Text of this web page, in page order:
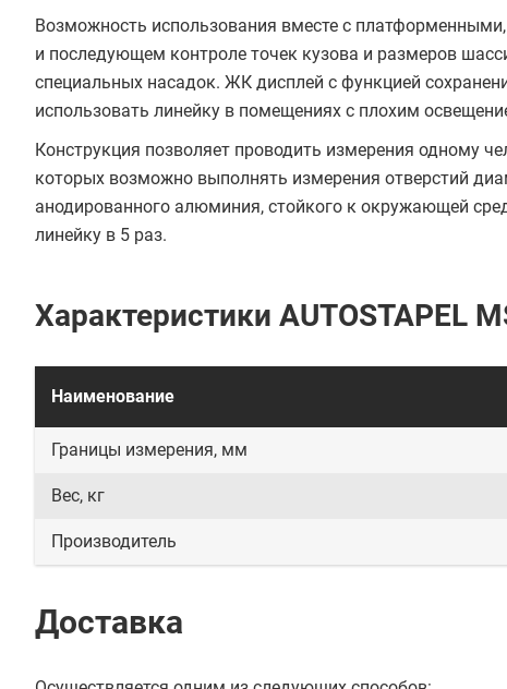
Возможность использования вместе с
и последующем контроле точек кузова и размеров
специальных насадок. ЖК дисплей с функцией
использовать линейку в помещениях с плохим
Конструкция позволяет проводить измерения одному
которых возможно выполнять измерения отверстий
анодированного алюминия, стойкого к окружающей
линейку в 5 раз.
Характеристики AUTOSTAPEL
Наименование
Границы измерения, мм
Вес, кг
Производитель
Доставка